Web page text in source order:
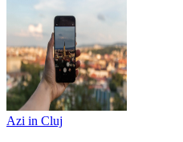
Azi in Cluj